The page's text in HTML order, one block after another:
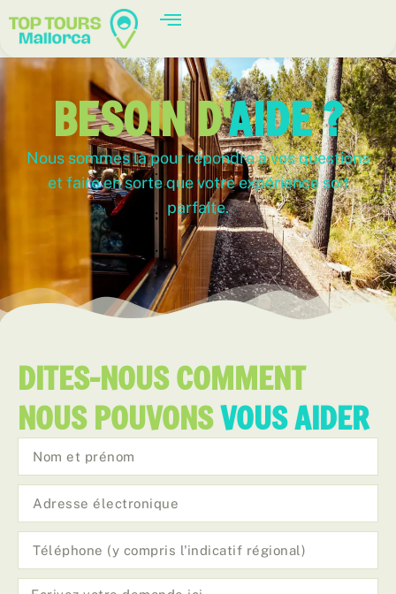
BESOIN D'AIDE ?
Nous sommes là pour répondre à vos questions
et faire en sorte que votre expérience soit
parfaite.
DITES-NOUS COMMENT
NOUS POUVONSVOUS AIDER